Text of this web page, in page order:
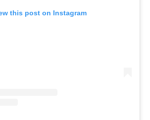
this post on Instagram